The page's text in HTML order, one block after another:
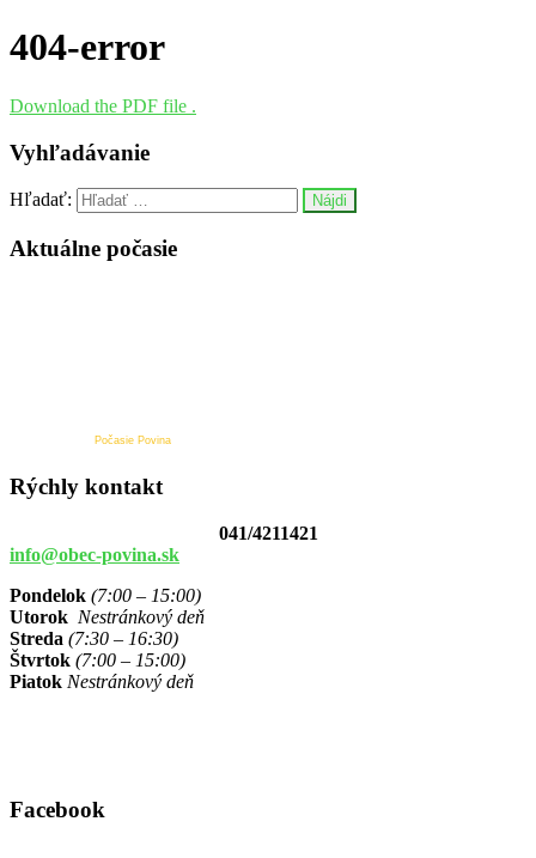
404-error
Download the PDF file .
Vyhľadávanie
Hľadať:
Aktuálne počasie
Počasie Povina
Rýchly kontakt
041/4211421
info@obec-povina.sk
Pondelok (7:00 – 15:00)
Utorok Nestránkový deň
Streda (7:30 – 16:30)
Štvrtok (7:00 – 15:00)
Piatok Nestránkový deň
Facebook